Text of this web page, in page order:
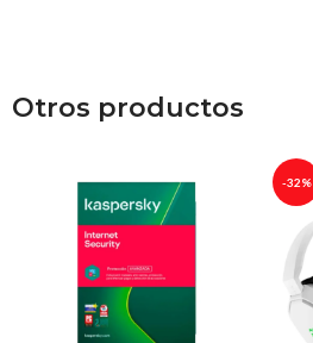
Otros productos
-32%